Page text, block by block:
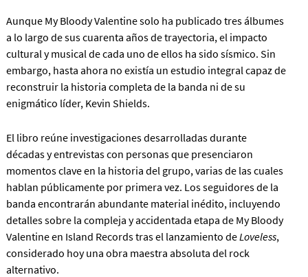
Aunque My Bloody Valentine solo ha publicado tres álbumes
a lo largo de sus cuarenta años de trayectoria, el impacto
cultural y musical de cada uno de ellos ha sido sísmico. Sin
embargo, hasta ahora no existía un estudio integral capaz de
reconstruir la historia completa de la banda ni de su
enigmático líder, Kevin Shields.
El libro reúne investigaciones desarrolladas durante
décadas y entrevistas con personas que presenciaron
momentos clave en la historia del grupo, varias de las cuales
hablan públicamente por primera vez. Los seguidores de la
banda encontrarán abundante material inédito, incluyendo
detalles sobre la compleja y accidentada etapa de My Bloody
Valentine en Island Records tras el lanzamiento deLoveless,
considerado hoy una obra maestra absoluta del rock
alternativo.